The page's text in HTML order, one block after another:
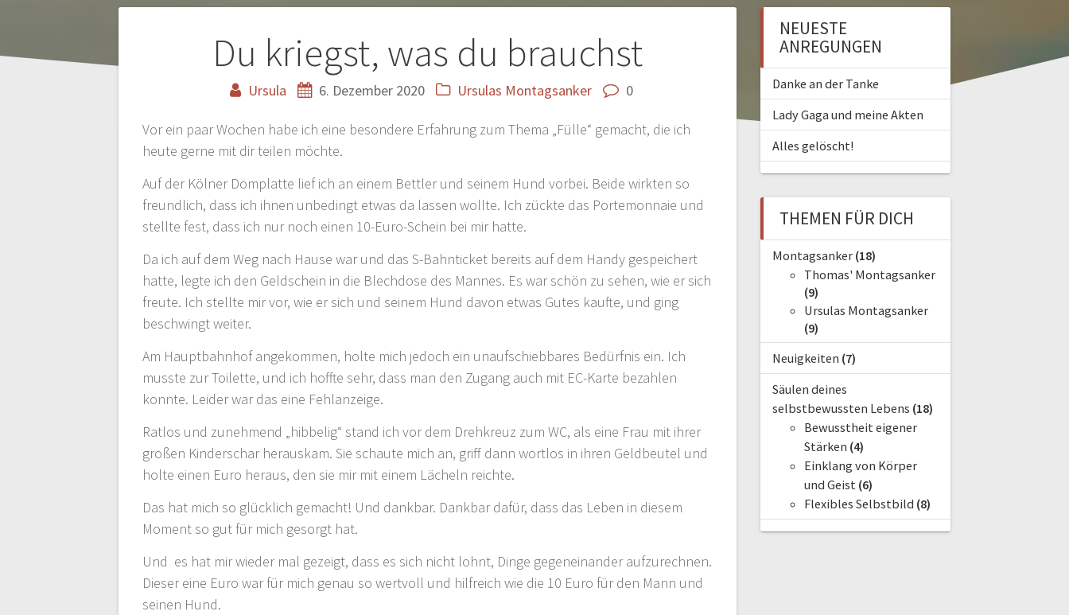
Du kriegst, was du brauchst
Ursula 6. Dezember 2020 Ursulas Montagsanker 0
Vor ein paar Wochen habe ich eine besondere Erfahrung zum Thema „Fülle“ gemacht, die ich
heute gerne mit dir teilen möchte.
Auf der Kölner Domplatte lief ich an einem Bettler und seinem Hund vorbei. Beide wirkten so
freundlich, dass ich ihnen unbedingt etwas da lassen wollte. Ich zückte das Portemonnaie und
stellte fest, dass ich nur noch einen 10-Euro-Schein bei mir hatte.
Da ich auf dem Weg nach Hause war und das S-Bahnticket bereits auf dem Handy gespeichert
hatte, legte ich den Geldschein in die Blechdose des Mannes. Es war schön zu sehen, wie er sich
freute. Ich stellte mir vor, wie er sich und seinem Hund davon etwas Gutes kaufte, und ging
beschwingt weiter.
Am Hauptbahnhof angekommen, holte mich jedoch ein unaufschiebbares Bedürfnis ein. Ich
musste zur Toilette, und ich hoffte sehr, dass man den Zugang auch mit EC-Karte bezahlen
konnte. Leider war das eine Fehlanzeige.
Ratlos und zunehmend „hibbelig“ stand ich vor dem Drehkreuz zum WC, als eine Frau mit ihrer
großen Kinderschar herauskam. Sie schaute mich an, griff dann wortlos in ihren Geldbeutel und
holte einen Euro heraus, den sie mir mit einem Lächeln reichte.
Das hat mich so glücklich gemacht! Und dankbar. Dankbar dafür, dass das Leben in diesem
Moment so gut für mich gesorgt hat.
Und es hat mir wieder mal gezeigt, dass es sich nicht lohnt, Dinge gegeneinander aufzurechnen.
Dieser eine Euro war für mich genau so wertvoll und hilfreich wie die 10 Euro für den Mann und
seinen Hund.
Beitragsnavigation
NEUESTE
ANREGUNGEN
Danke an der Tanke
Lady Gaga und meine Akten
Alles gelöscht!
THEMEN FÜR DICH
Montagsanker(18)
Thomas' Montagsanker
(9)
Ursulas Montagsanker
(9)
Neuigkeiten (7)
Säulen deines
selbstbewussten Lebens (18)
Bewusstheit eigener
Stärken (4)
Einklang von Körper
und Geist(6)
Flexibles Selbstbild (8)